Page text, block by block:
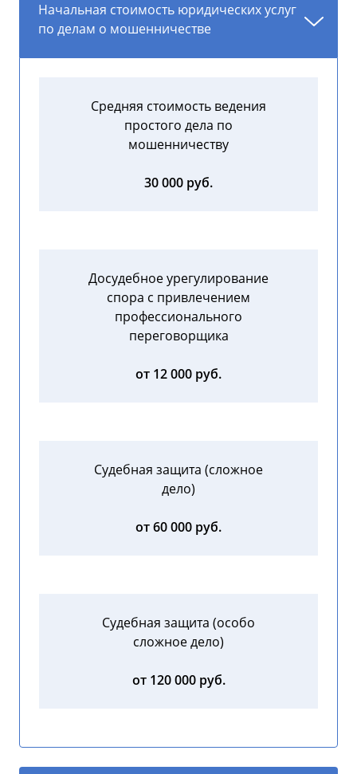
Начальная стоимость юридических услуг
по делам о мошенничестве
Средняя стоимость ведения
простого дела по
мошенничеству
30 000 руб.
Досудебное урегулирование
спора с привлечением
профессионального
переговорщика
от 12 000 руб.
Судебная защита (сложное
дело)
от 60 000 руб.
Судебная защита (особо
сложное дело)
от 120 000 руб.